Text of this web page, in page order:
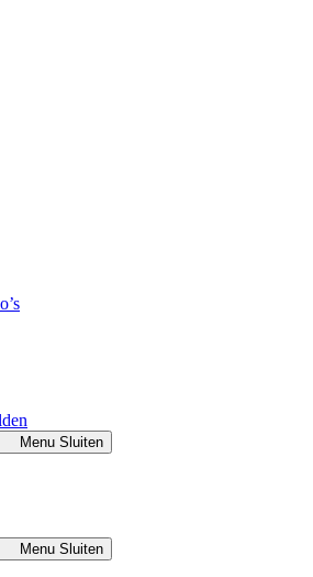
MenuSluiten
MenuSluiten